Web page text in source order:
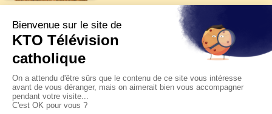
La visite pastorale du pape Léon
XIV à Assise à suivre sur KTO le
Article
Le pape en Uruguay, Argentine et